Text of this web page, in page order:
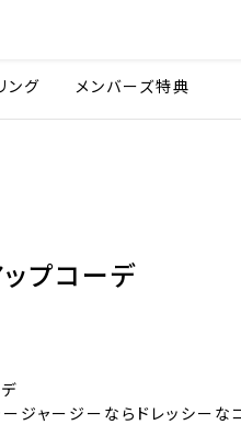
ング メンバーズ特典
プコーデ
ジャージーならドレッシーな